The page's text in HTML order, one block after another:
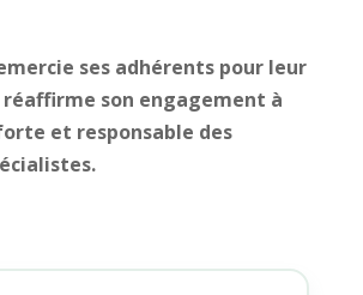
ses adhérents pour leur
son engagement à
et responsable des